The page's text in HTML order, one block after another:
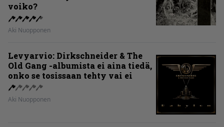
voiko?
Aki Nuopponen
Levyarvio: Dirkschneider & The
Old Gang -albumista ei aina tiedä,
onko se tosissaan tehty vai ei
Aki Nuopponen